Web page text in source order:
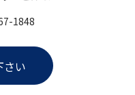
1848
さい